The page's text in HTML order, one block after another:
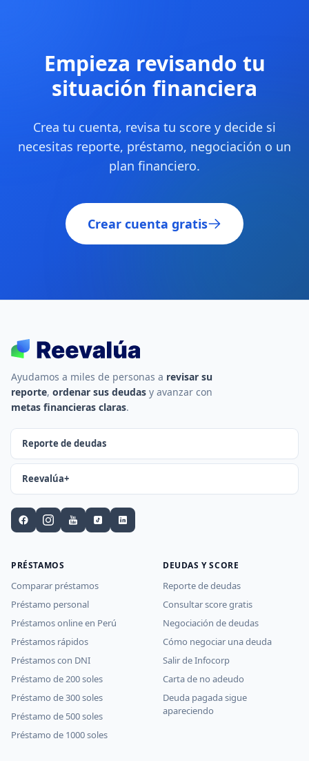
Empieza revisando tu
situación financiera
Crea tu cuenta, revisa tu score y decide si
necesitas reporte, préstamo, negociación o un
plan financiero.
Crear cuenta gratis
Ayudamos a miles de personas a revisar su
reporte, ordenar sus deudas y avanzar con
metas financieras claras.
Reporte de deudas
Reevalúa+
PRÉSTAMOS
Comparar préstamos
Préstamo personal
Préstamos online en Perú
Préstamos rápidos
Préstamos con DNI
Préstamo de 200 soles
Préstamo de 300 soles
Préstamo de 500 soles
Préstamo de 1000 soles
DEUDAS Y SCORE
Reporte de deudas
Consultar score gratis
Negociación de deudas
Cómo negociar una deuda
Salir de Infocorp
Carta de no adeudo
Deuda pagada sigue
apareciendo